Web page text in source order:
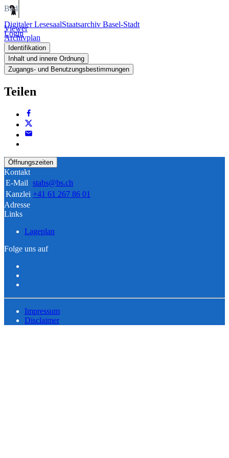
Digitaler LesesaalStaatsarchiv Basel-Stadt
Login
Bild
Viewer
Archivplan
Identifikation
Inhalt und innere Ordnung
Zugangs- und Benutzungsbestimmungen
Teilen
Öffnungszeiten
Kontakt
E-Mail stabs@bs.ch
Kanzlei +41 61 267 86 01
Adresse
Links
Lageplan
Folge uns auf
Impressum
Disclaimer